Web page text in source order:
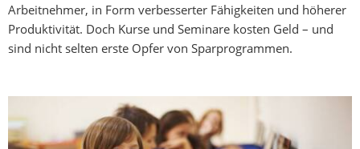
Arbeitnehmer, in Form verbesserter Fähigkeiten und höherer
Produktivität. Doch Kurse und Seminare kosten Geld – und
sind nicht selten erste Opfer von Sparprogrammen.